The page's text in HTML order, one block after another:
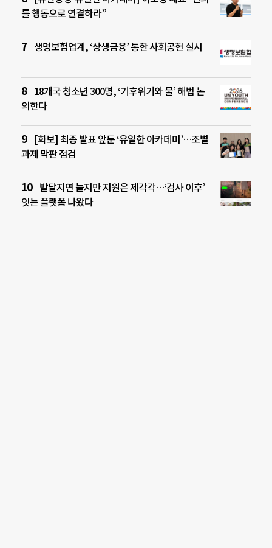
를 행동으로 연결하라”
생명보험업계, ‘상생금융’ 통한 사회공헌 실시
18개국 청소년 300명, ‘기후위기와 물’ 해법 논
의한다
[화보] 최종 발표 앞둔 ‘유일한 아카데미’…조별
과제 막판 점검
발달지연 늘지만 지원은 제각각…‘검사 이후’
잇는 플랫폼 나왔다